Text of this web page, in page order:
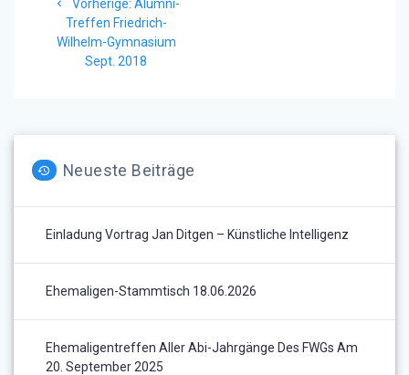
Vorherige:
Beitrag:
Alumni-
Treffen Friedrich-
Wilhelm-Gymnasium
Sept. 2018
Neueste Beiträge
Einladung Vortrag Jan Ditgen – Künstliche Intelligenz
Ehemaligen-Stammtisch 18.06.2026
Ehemaligentreffen Aller Abi-Jahrgänge Des FWGs Am
20. September 2025